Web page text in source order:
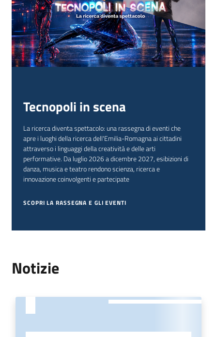
Tecnopoli in scena
La ricerca diventa spettacolo: una rassegna di eventi che
apre i luoghi della ricerca dell'Emilia-Romagna ai cittadini
attraverso i linguaggi della creatività e delle arti
performative. Da luglio 2026 a dicembre 2027, esibizioni di
danza, musica e teatro rendono scienza, ricerca e
innovazione coinvolgenti e partecipate
SCOPRI LA RASSEGNA E GLI EVENTI
Notizie